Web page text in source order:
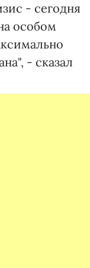
- сегодня
особом
- сказал